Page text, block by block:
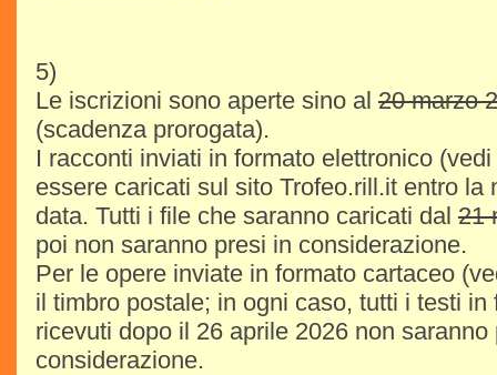
5)
Le iscrizioni sono aperte sino al 20 marzo
(scadenza prorogata).
I racconti inviati in formato elettronico
essere caricati sul sito Trofeo.rill.it entro la
data. Tutti i file che saranno caricati dal 21
poi non saranno presi in considerazione.
Per le opere inviate in formato cartaceo
il timbro postale; in ogni caso, tutti i testi in
ricevuti dopo il 26 aprile 2026 non saranno
considerazione.